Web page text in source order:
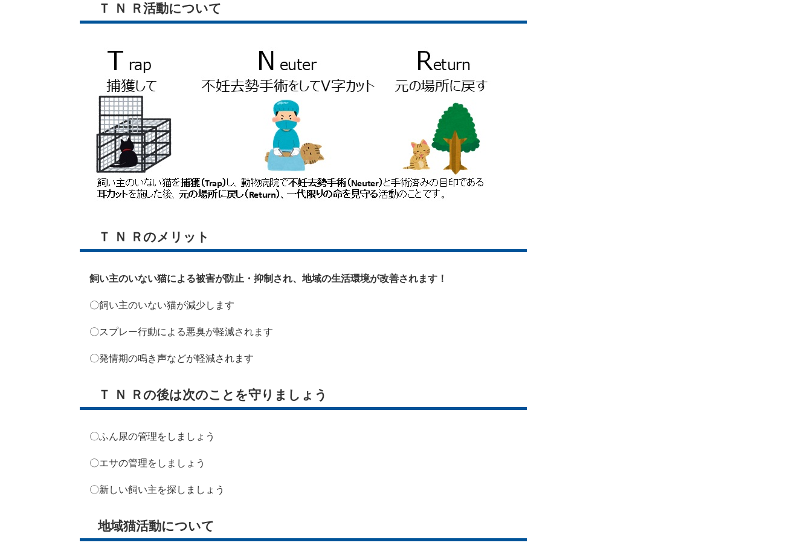
Ｔ Ｎ Ｒ活動について
Ｔ Ｎ Ｒのメリット
飼い主のいない猫による被害が防止・抑制され、 地域の生活環境が改善されます！
〇飼い主のいない猫が減少します
〇スプレー行動による悪臭が軽減されます
〇発情期の鳴き声などが軽減されます
Ｔ Ｎ Ｒの後は次のことを守りましょう
〇ふん尿の管理をしましょう
〇エサの管理をしましょう
〇新しい飼い主を探しましょう
​地域猫活動について